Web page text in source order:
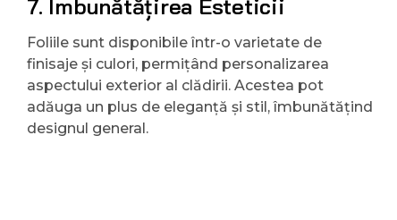
7. Îmbunătățirea Esteticii
Foliile sunt disponibile într-o varietate de
finisaje și culori, permițând personalizarea
aspectului exterior al clădirii. Acestea pot
adăuga un plus de eleganță și stil, îmbunătățind
designul general.